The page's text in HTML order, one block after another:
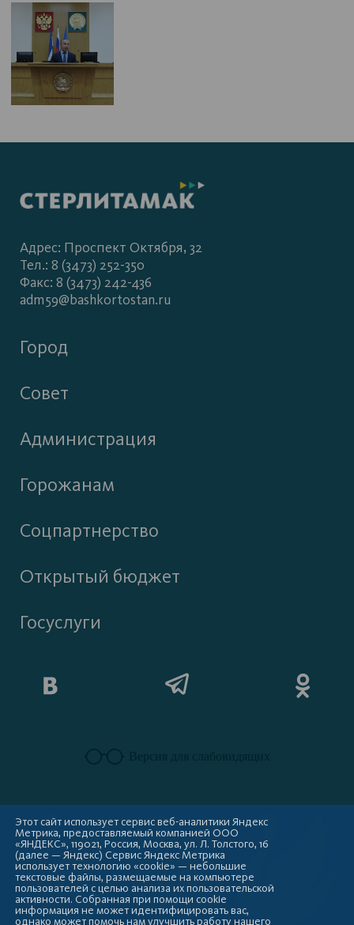
Адрес: Проспект Октября, 32
Тел.: 8 (3473) 252-350
Факс: 8 (3473) 242-436
adm59@bashkortostan.ru
Город
Совет
Администрация
Горожанам
Соцпартнерство
Открытый бюджет
Госуслуги
Этот сайт использует сервис веб-аналитики Яндекс
Метрика, предоставляемый компанией ООО
«ЯНДЕКС», 119021, Россия, Москва, ул. Л. Толстого, 16
(далее — Яндекс) Сервис Яндекс Метрика
использует технологию «cookie» — небольшие
текстовые файлы, размещаемые на компьютере
пользователей с целью анализа их пользовательской
активности. Собранная при помощи cookie
информация не может идентифицировать вас,
однако может помочь нам улучшить работу нашего